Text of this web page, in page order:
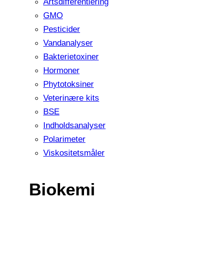
GMO
Pesticider
Vandanalyser
Bakterietoxiner
Hormoner
Phytotoksiner
Veterinære kits
BSE
Indholdsanalyser
Polarimeter
Viskositetsmåler
Biokemi